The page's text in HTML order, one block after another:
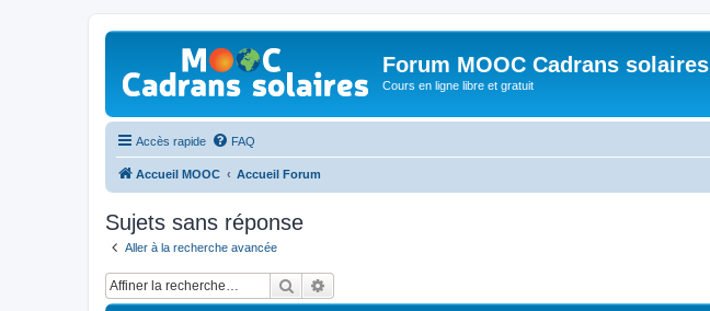
Forum MOOC Cadrans solaires
Cours en ligne libre et gratuit
Accès rapide FAQ
Accueil MOOC Accueil Forum
Sujets sans réponse
Aller à la recherche avancée
Rechercher